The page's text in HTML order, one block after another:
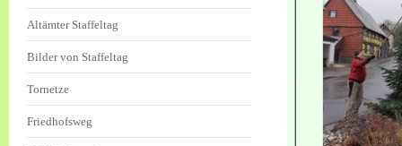
Altämter Staffeltag
Bilder von Staffeltag
Tornetze
Friedhofsweg